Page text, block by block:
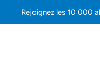
Rejoignez les 10 000